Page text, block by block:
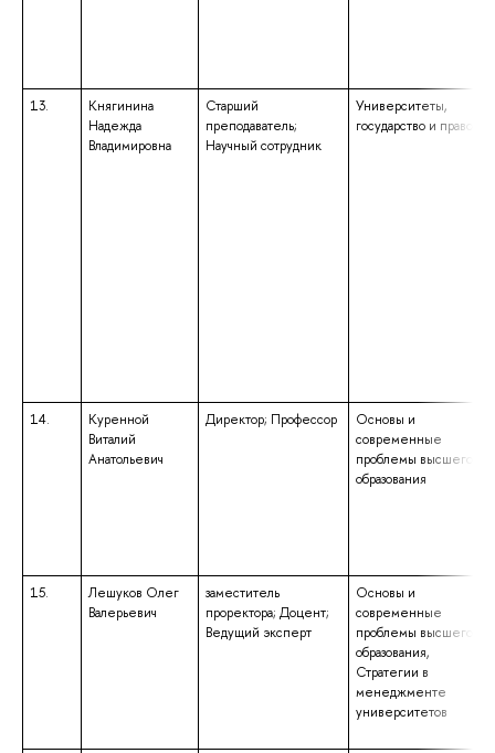
13.
Княгинина
Надежда
Владимировна
Старший
преподаватель;
Научный сотрудник
Университеты,
государство и право
14.
Куренной
Виталий
Анатольевич
Директор; Профессор
Основы и
современные
проблемы высшего
образования
15.
Лешуков Олег
Валерьевич
заместитель
проректора; Доцент;
Ведущий эксперт
Основы и
современные
проблемы высшего
образования,
Стратегии в
менеджменте
университетов